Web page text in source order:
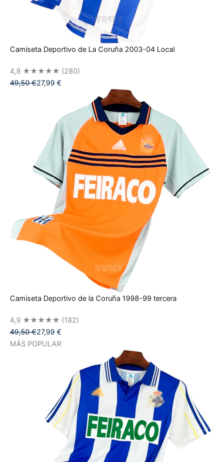
Camiseta Deportivo de La Coruña 2003-04 Local
4,8 ★★★★★ (280)
49,50€27,99 €
Camiseta Deportivo de la Coruña 1998-99 tercera
4,9 ★★★★★ (182)
49,50€27,99 €
MÁS POPULAR